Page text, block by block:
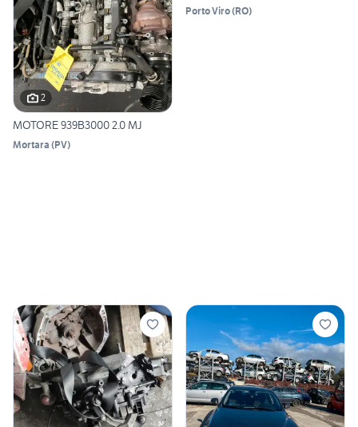
2
MOTORE 939B3000 2.0 MJ
Mortara (PV)
Porto Viro(RO)